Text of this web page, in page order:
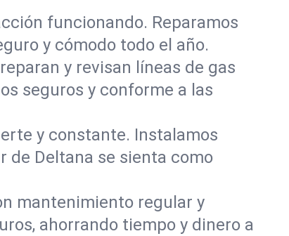
funcionando. Reparamos
y cómodo todo el año.
y revisan líneas de gas
seguros y conforme a las
y constante. Instalamos
de Deltana se sienta como
mantenimiento regular y
ahorrando tiempo y dinero a